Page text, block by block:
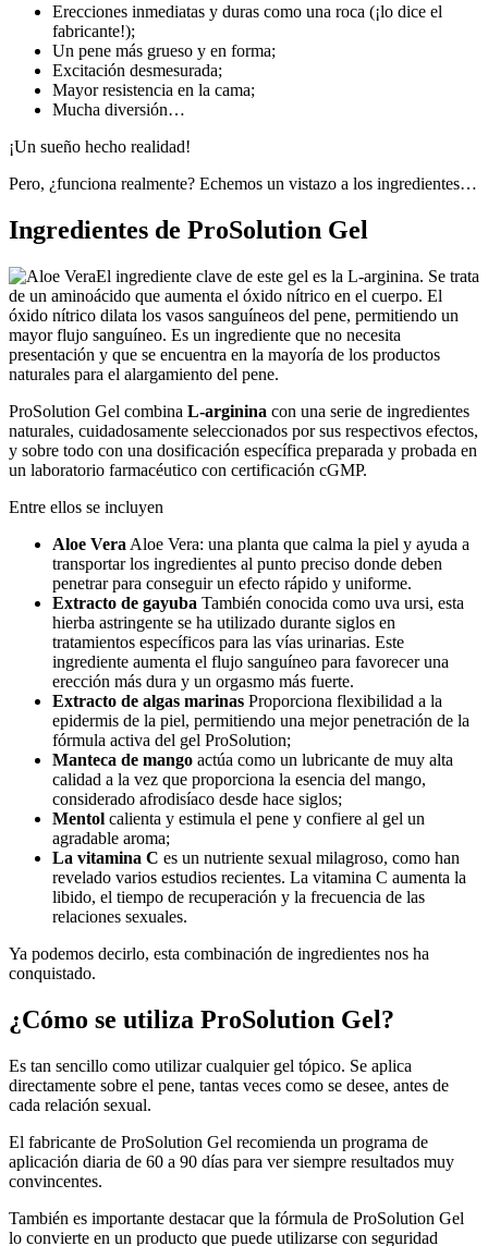
Erecciones inmediatas y duras como una roca (¡lo dice el
fabricante!);
Un pene más grueso y en forma;
Excitación desmesurada;
Mayor resistencia en la cama;
Mucha diversión…
¡Un sueño hecho realidad!
Pero, ¿funciona realmente? Echemos un vistazo a los ingredientes…
Ingredientes de ProSolution Gel
El ingrediente clave de este gel es la L-arginina. Se trata
de un aminoácido que aumenta el óxido nítrico en el cuerpo. El
óxido nítrico dilata los vasos sanguíneos del pene, permitiendo un
mayor flujo sanguíneo. Es un ingrediente que no necesita
presentación y que se encuentra en la mayoría de los productos
naturales para el alargamiento del pene.
ProSolution Gel combina L-arginina con una serie de ingredientes
naturales, cuidadosamente seleccionados por sus respectivos efectos,
y sobre todo con una dosificación específica preparada y probada en
un laboratorio farmacéutico con certificación cGMP.
Entre ellos se incluyen
Aloe Vera Aloe Vera: una planta que calma la piel y ayuda a
transportar los ingredientes al punto preciso donde deben
penetrar para conseguir un efecto rápido y uniforme.
Extracto de gayuba También conocida como uva ursi, esta
hierba astringente se ha utilizado durante siglos en
tratamientos específicos para las vías urinarias. Este
ingrediente aumenta el flujo sanguíneo para favorecer una
erección más dura y un orgasmo más fuerte.
Extracto de algas marinas Proporciona flexibilidad a la
epidermis de la piel, permitiendo una mejor penetración de la
fórmula activa del gel ProSolution;
Manteca de mango actúa como un lubricante de muy alta
calidad a la vez que proporciona la esencia del mango,
considerado afrodisíaco desde hace siglos;
Mentol calienta y estimula el pene y confiere al gel un
agradable aroma;
La vitamina C es un nutriente sexual milagroso, como han
revelado varios estudios recientes. La vitamina C aumenta la
libido, el tiempo de recuperación y la frecuencia de las
relaciones sexuales.
Ya podemos decirlo, esta combinación de ingredientes nos ha
conquistado.
¿Cómo se utiliza ProSolution Gel?
Es tan sencillo como utilizar cualquier gel tópico. Se aplica
directamente sobre el pene, tantas veces como se desee, antes de
cada relación sexual.
El fabricante de ProSolution Gel recomienda un programa de
aplicación diaria de 60 a 90 días para ver siempre resultados muy
convincentes.
También es importante destacar que la fórmula de ProSolution Gel
lo convierte en un producto que puede utilizarse con seguridad